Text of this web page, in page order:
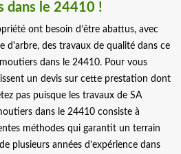
dans le 24410 !
ont besoin d’être abattus, avec
d'arbre, des travaux de qualité dans ce
dans le 24410. Pour vous
un devis sur cette prestation dont
pas puisque les travaux de SA
dans le 24410 consiste à
méthodes qui garantit un terrain
plusieurs années d’expérience dans